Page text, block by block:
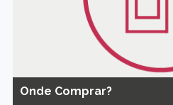
Onde Comprar?